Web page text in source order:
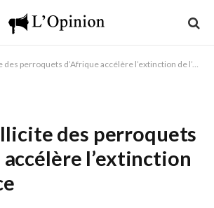
perroquets d’Afrique accélère l’extinction de l’espèce
des perroquets
accélère l’extinction